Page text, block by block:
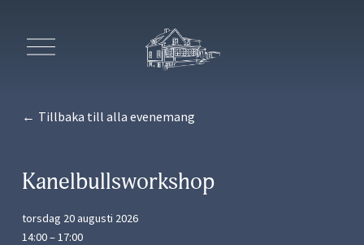
Ö
p
m
n
Tillbaka till alla evenemang
Kanelbullsworkshop
torsdag 20 augusti 2026
14:00
17:00